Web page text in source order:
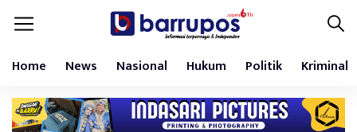
Home News Nasional Hukum Politik Kriminal